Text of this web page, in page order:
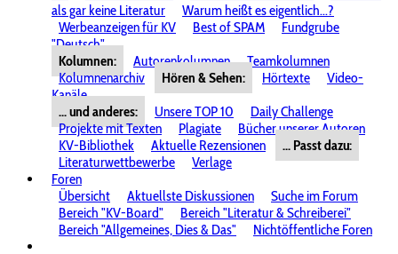
als gar keine Literatur
Warum heißt es eigentlich...?
Werbeanzeigen für KV
Best of SPAM
Fundgrube
"Deutsch"
Kolumnen:
Autorenkolumnen
Teamkolumnen
Kolumnenarchiv
Hören & Sehen: Hörtexte
Video-
Kanäle
... und anderes:
Unsere TOP 10
Daily Challenge
Projekte mit Texten
Plagiate
Bücher unserer Autoren
KV-Bibliothek
Aktuelle Rezensionen
... Passt dazu:
Literaturwettbewerbe
Verlage
Foren
Übersicht
Aktuellste Diskussionen
Suche im Forum
Bereich "KV-Board"
Bereich "Literatur & Schreiberei"
Bereich "Allgemeines, Dies & Das"
Nichtöffentliche Foren